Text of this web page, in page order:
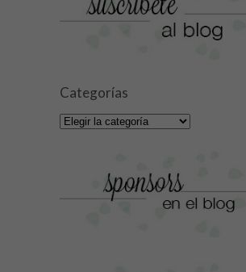
Categorías
Categorías